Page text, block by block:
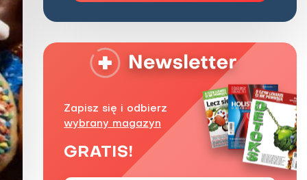
Zapisz się i odbierz
wybrany magazyn
GRATIS!